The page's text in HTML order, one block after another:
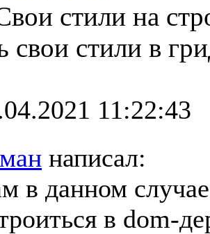
стили на
свои стили в
11:22:43
написал:
в данном
в dom-